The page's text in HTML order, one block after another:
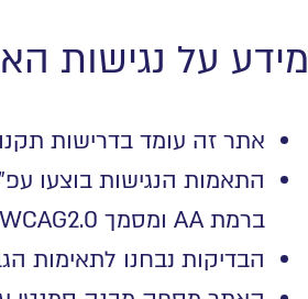
מידע על נגישות
אתר זה עומד בדרישות
ברמת AA ומסמך WCAG2.0 הבינלאומי
הבדיקות נבחנו לתאימות